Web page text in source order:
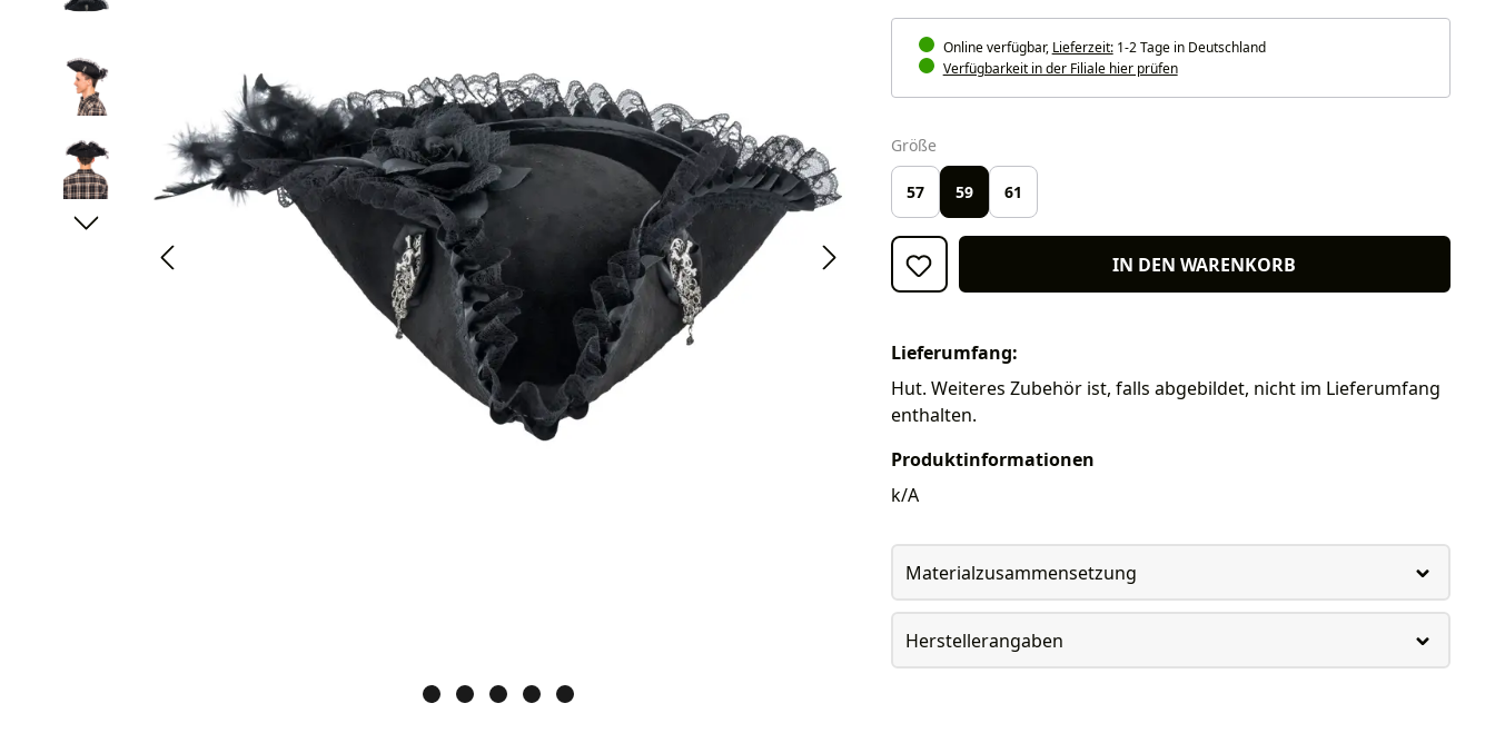
Online verfügbar, Lieferzeit:1-2 Tage in Deutschland
Verfügbarkeit in der Filiale hier prüfen
Größeauswählen
57 59 61
IN DEN WARENKORB
Lieferumfang:
Hut. Weiteres Zubehör ist, falls abgebildet, nicht im Lieferumfang
enthalten.
Produktinformationen
k/A
Materialzusammensetzung
Herstellerangaben